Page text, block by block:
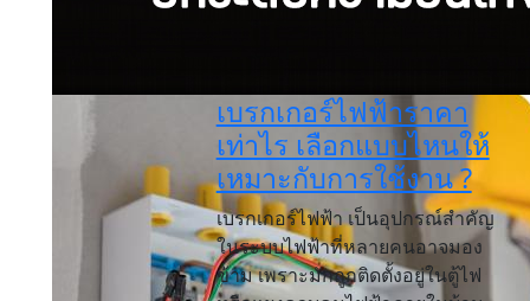
เบรกเกอร์ไฟฟ้าราคา
เท่าไร เลือกแบบไหนให้
เหมาะกับการใช้งาน ?
เบรกเกอร์ไฟฟ้า เป็นอุปกรณ์สำคัญ
ในระบบไฟฟ้าที่หลายคนอาจมอง
ข้าม เพราะมักถูกติดตั้งอยู่ในตู้ไฟ